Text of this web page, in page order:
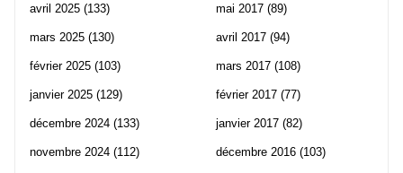
avril 2025 (133)
mars 2025 (130)
février 2025 (103)
janvier 2025 (129)
décembre 2024 (133)
novembre 2024 (112)
mai 2017 (89)
avril 2017 (94)
mars 2017 (108)
février 2017 (77)
janvier 2017 (82)
décembre 2016 (103)